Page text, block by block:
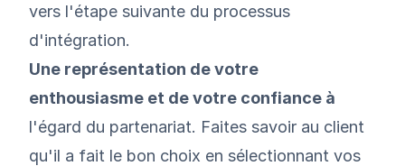
vers l'étape suivante du processus
d'intégration.
Une représentation de votre
enthousiasme et de votre confiance à
l'égard du partenariat. Faites savoir au client
qu'il a fait le bon choix en sélectionnant vos